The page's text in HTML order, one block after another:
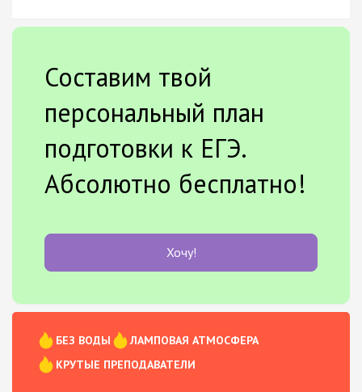
Составим твой
персональный план
подготовки к ЕГЭ.
Абсолютно бесплатно!
Хочу!
БЕЗ ВОДЫ
ЛАМПОВАЯ АТМОСФЕРА
КРУТЫЕ ПРЕПОДАВАТЕЛИ